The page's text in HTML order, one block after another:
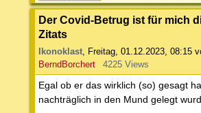
Der Covid-Betrug ist für mich
Zitats
Ikonoklast Freitag, 01.12.2023, 08:15
BerndBorchert
4225 Views
Egal ob er das wirklich (so) gesagt
nachträglich in den Mund gelegt